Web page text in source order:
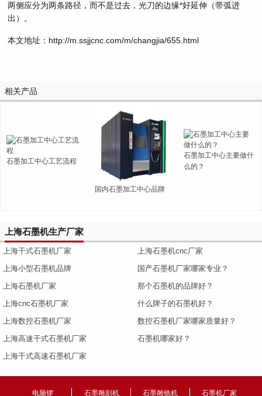
两侧应分为两条路径，而不是过去，光刀的边缘*好延伸（带弧进
出）。
本文地址：http://m.ssjjcnc.com/m/changjia/655.html
相关产品
石墨加工中心工艺流程
国内石墨加工中心品牌
石墨加工中心主要做什
么的？
上海石墨机生产厂家
上海干式石墨机厂家
上海小型石墨机品牌
上海石墨机厂家
上海cnc石墨机厂家
上海数控石墨机厂家
上海高速干式石墨机厂家
上海干式高速石墨机厂家
上海石墨机cnc厂家
国产石墨机厂家哪家专业？
那个石墨机的品牌好？
什么牌子的石墨机好？
数控石墨机厂家哪家质量好？
石墨机哪家好？
电脑锣 石墨雕刻机 石墨雕铣机 石墨机厂家